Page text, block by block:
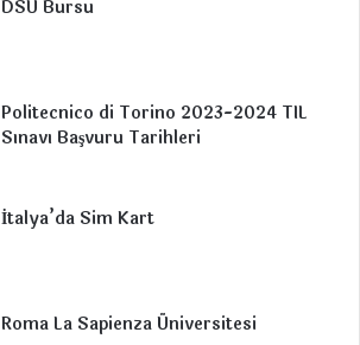
DSU Bursu
Politecnico di Torino 2023-2024 TIL
Sınavı Başvuru Tarihleri
İtalya’da Sim Kart
Roma La Sapienza Üniversitesi